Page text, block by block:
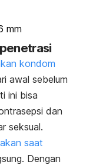
mm
kondom
awal sebelum
ini bisa
dan
seksual.
saat
Dengan